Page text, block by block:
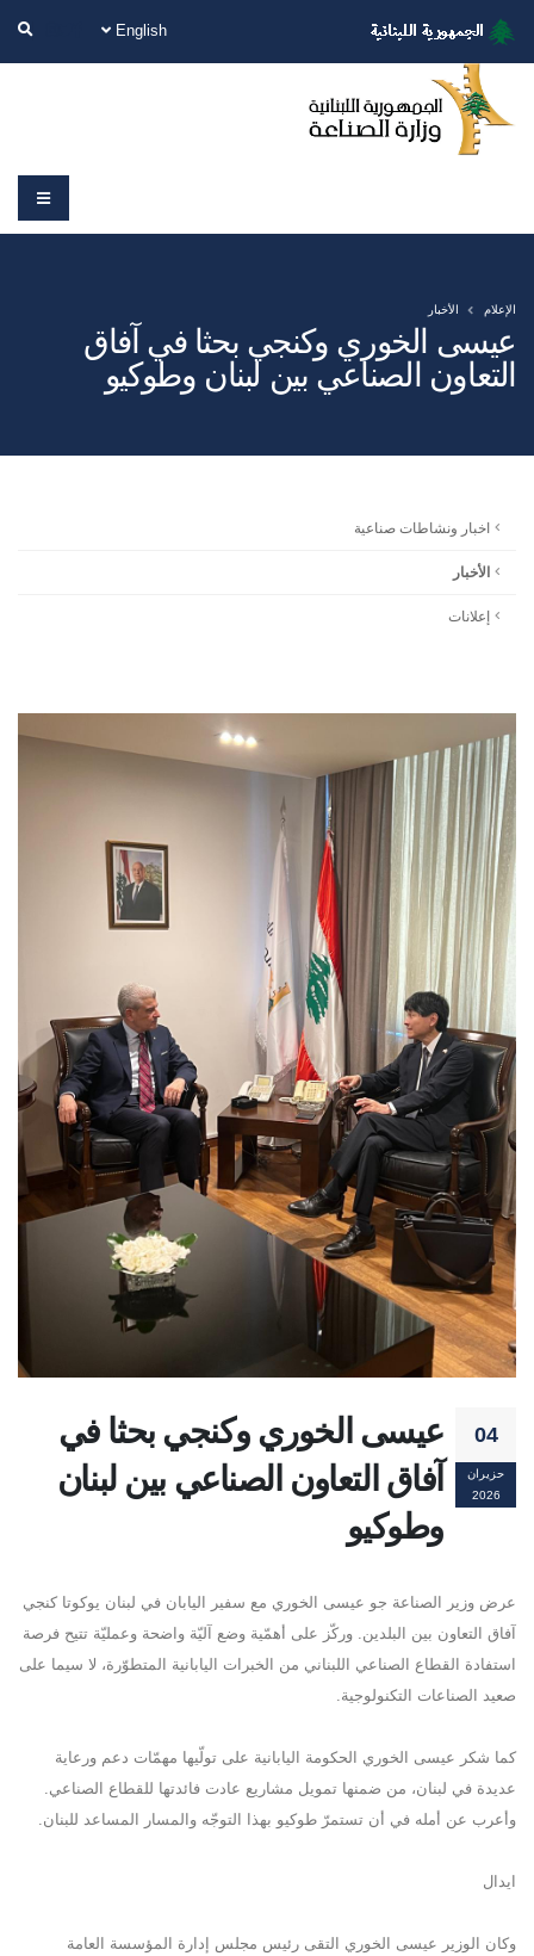
English
عيسى الخوري وكنجي بحثا في آفاق
التعاون الصناعي بين لبنان وطوكيو
الإعلام الأخبار
اخبار ونشاطات صناعية
الأخبار
إعلانات
04
حزيران
2026
عيسى الخوري وكنجي بحثا في
آفاق التعاون الصناعي بين لبنان
وطوكيو
عرض وزير الصناعة جو عيسى الخوري مع سفير اليابان في لبنان يوكوتا كنجي
آفاق التعاون بين البلدين. وركّز على أهمّية وضع آليّة واضحة وعمليّة تتيح فرصة
استفادة القطاع الصناعي اللبناني من الخبرات اليابانية المتطوّرة، لا سيما على
صعيد الصناعات التكنولوجية.
كما شكر عيسى الخوري الحكومة اليابانية على تولّيها مهمّات دعم ورعاية
عديدة في لبنان، من ضمنها تمويل مشاريع عادت فائدتها للقطاع الصناعي.
وأعرب عن أمله في أن تستمرّ طوكيو بهذا التوجّه والمسار المساعد للبنان.
ايدال
وكان الوزير عيسى الخوري التقى رئيس مجلس إدارة المؤسسة العامة